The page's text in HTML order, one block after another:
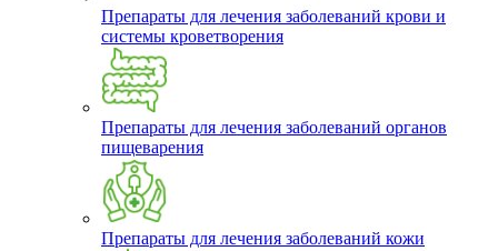
Препараты для лечения заболеваний крови и
системы кроветворения
Препараты для лечения заболеваний органов
пищеварения
Препараты для лечения заболеваний кожи